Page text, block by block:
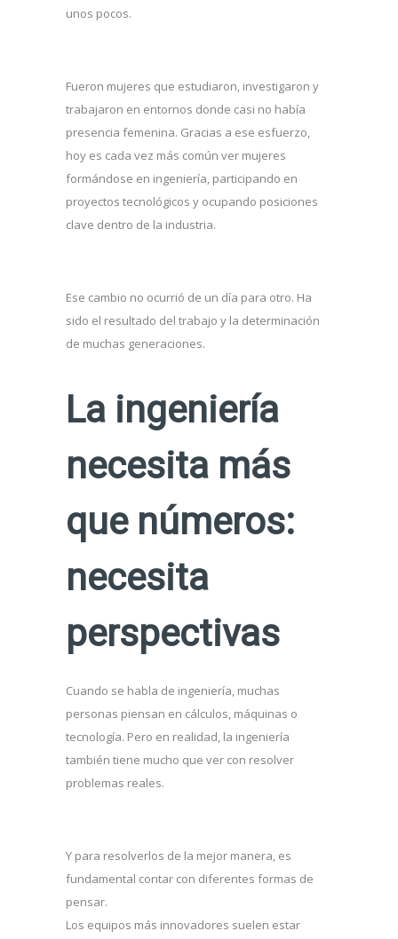
unos pocos.
Fueron mujeres que estudiaron, investigaron y
trabajaron en entornos donde casi no había
presencia femenina. Gracias a ese esfuerzo,
hoy es cada vez más común ver mujeres
formándose en ingeniería, participando en
proyectos tecnológicos y ocupando posiciones
clave dentro de la industria.
Ese cambio no ocurrió de un día para otro. Ha
sido el resultado del trabajo y la determinación
de muchas generaciones.
La ingeniería
necesita más
que números:
necesita
perspectivas
Cuando se habla de ingeniería, muchas
personas piensan en cálculos, máquinas o
tecnología. Pero en realidad, la ingeniería
también tiene mucho que ver con resolver
problemas reales.
Y para resolverlos de la mejor manera, es
fundamental contar con diferentes formas de
pensar.
Los equipos más innovadores suelen estar